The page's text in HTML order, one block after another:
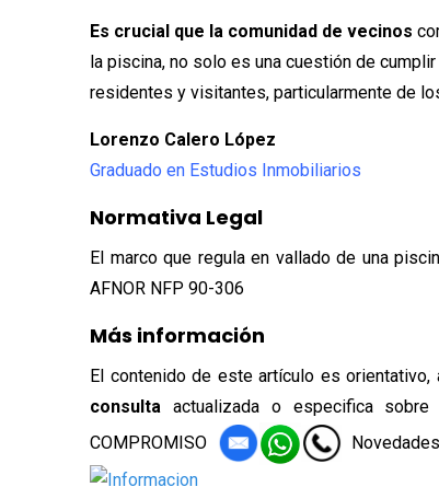
Es crucial que la comunidad de vecinos
la piscina, no solo es una cuestión de
residentes y visitantes, particularmente de
Lorenzo Calero López
Graduado en Estudios Inmobiliarios
Normativa Legal
El marco que regula en vallado de una
AFNOR NFP 90-306
Más información
El contenido de este artículo es
consulta actualizada o especifica
COMPROMISO